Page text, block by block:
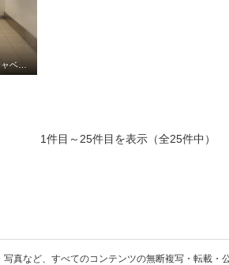
スマックVIPラウンジ (ホルヘ チャベス国際空港)
1件目～25件目を表示（全25件中）
真など、すべてのコンテンツの無断複写・転載・